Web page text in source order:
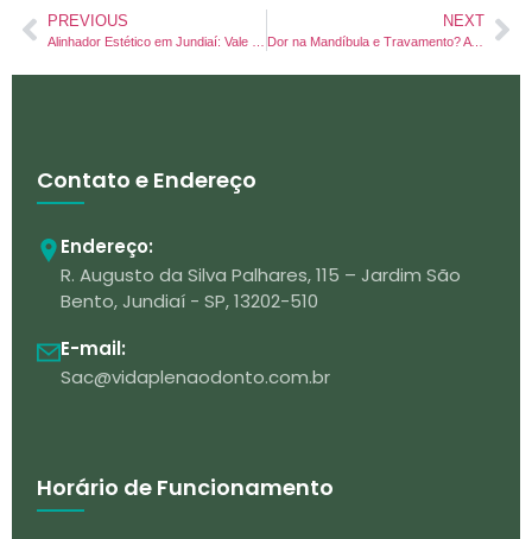
PREVIOUS NEXT
Dor na Mandíbula e Travamento? A Artroscopia de ATM em Jundiaí é a Solução Definitiva (Sem Cirurgia Aberta)
Contato e Endereço
Endereço:
R. Augusto da Silva Palhares, 115 – Jardim São
Bento, Jundiaí - SP, 13202-510
E-mail:
Sac@vidaplenaodonto.com.br
Horário de Funcionamento